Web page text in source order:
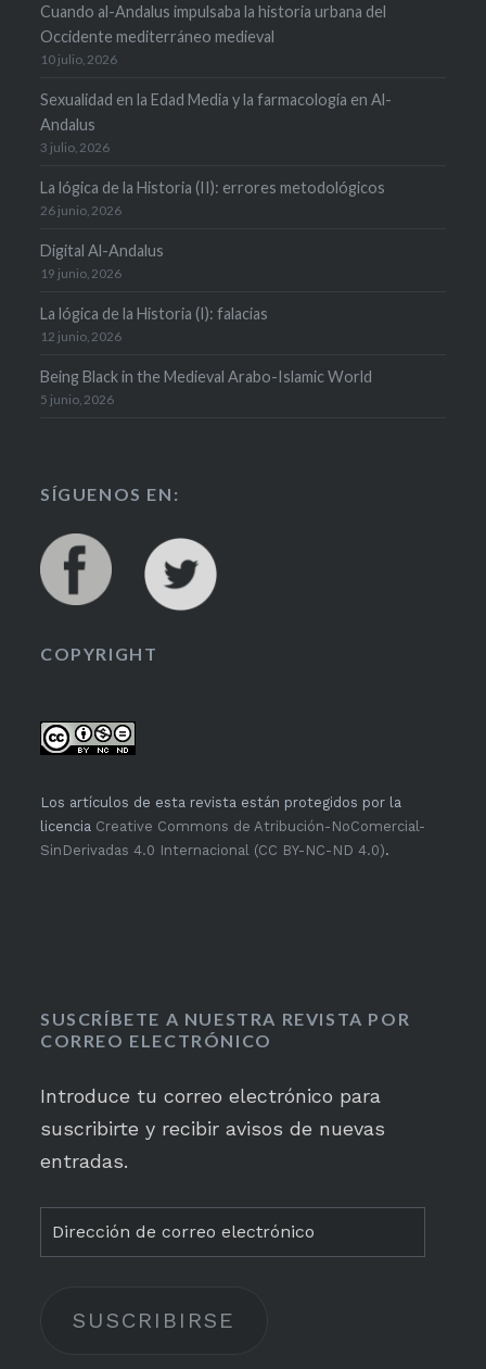
Cuando al-Andalus impulsaba la historia urbana del
Occidente mediterráneo medieval
10 julio, 2026
Sexualidad en la Edad Media y la farmacología en Al-
Andalus
3 julio, 2026
La lógica de la Historia (II): errores metodológicos
26 junio, 2026
Digital Al-Andalus
19 junio, 2026
La lógica de la Historia (I): falacias
12 junio, 2026
Being Black in the Medieval Arabo-Islamic World
5 junio, 2026
SÍGUENOS EN:
COPYRIGHT
Los artículos de esta revista están protegidos por la
licencia Creative Commons de Atribución-NoComercial-
SinDerivadas 4.0 Internacional (CC BY-NC-ND 4.0).
SUSCRÍBETE A NUESTRA REVISTA POR
CORREO ELECTRÓNICO
Introduce tu correo electrónico para
suscribirte y recibir avisos de nuevas
entradas.
Dirección
de
electrónico
SUSCRIBIRSE